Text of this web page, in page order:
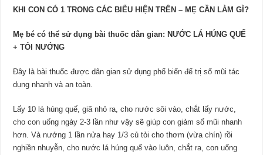
KHI CON CÓ 1 TRONG CÁC BIỂU HIỆN TRÊN – MẸ CẦN LÀM GÌ?
Mẹ bé có thể sử dụng bài thuốc dân gian: NƯỚC LÁ HÚNG QUẾ
+ TỎI NƯỚNG
Đây là bài thuốc được dân gian sử dụng phổ biến để trị sổ mũi tác
dụng nhanh và an toàn.
Lấy 10 lá húng quế, giã nhỏ ra, cho nước sôi vào, chắt lấy nước,
cho con uống ngày 2-3 lần như vậy sẽ giúp con giảm sổ mũi nhanh
hơn. Và nướng 1 lần nửa hay 1/3 củ tỏi cho thơm (vừa chín) rồi
nghiền nhuyễn, cho nước lá húng quế vào luôn, chắt ra, con uống